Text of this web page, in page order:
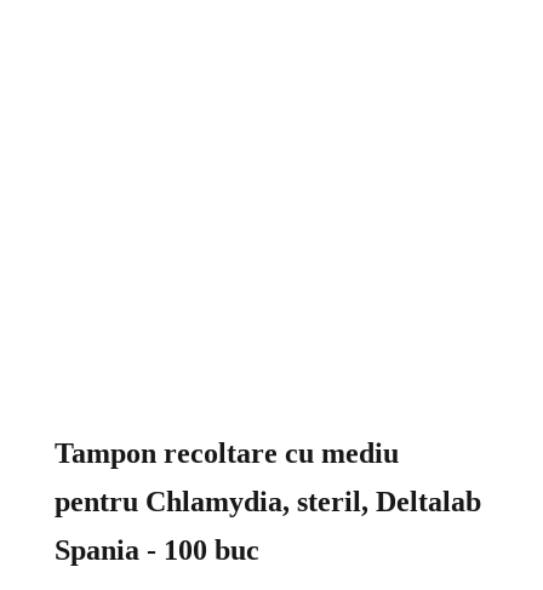
Tampon recoltare cu mediu
pentru Chlamydia, steril, Deltalab
Spania - 100 buc